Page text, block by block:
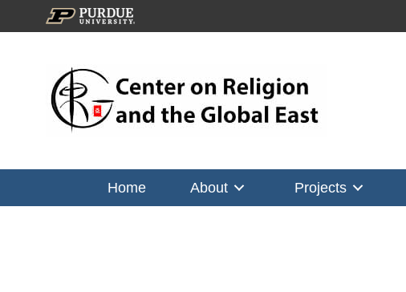
Home About Projects